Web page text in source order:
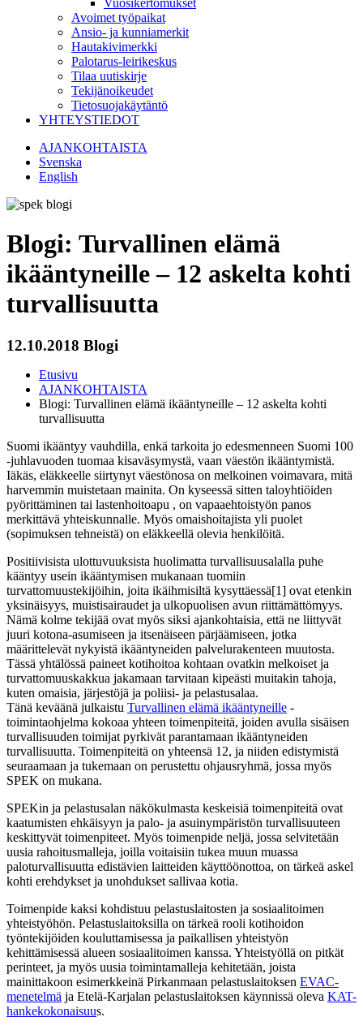
Vuosikertomukset
Avoimet työpaikat
Ansio- ja kunniamerkit
Hautakivimerkki
Palotarus-leirikeskus
Tilaa uutiskirje
Tekijänoikeudet
Tietosuojakäytäntö
YHTEYSTIEDOT
AJANKOHTAISTA
Svenska
English
Blogi: Turvallinen elämä
ikääntyneille – 12 askelta kohti
turvallisuutta
12.10.2018 Blogi
Etusivu
AJANKOHTAISTA
Blogi: Turvallinen elämä ikääntyneille – 12 askelta kohti
turvallisuutta
Suomi ikääntyy vauhdilla, enkä tarkoita jo edesmenneen Suomi 100
-juhlavuoden tuomaa kisaväsymystä, vaan väestön ikääntymistä.
Iäkäs, eläkkeelle siirtynyt väestönosa on melkoinen voimavara, mitä
harvemmin muistetaan mainita. On kyseessä sitten taloyhtiöiden
pyörittäminen tai lastenhoitoapu , on vapaaehtoistyön panos
merkittävä yhteiskunnalle. Myös omaishoitajista yli puolet
(sopimuksen tehneistä) on eläkkeellä olevia henkilöitä.
Positiivisista ulottuvuuksista huolimatta turvallisuusalalla puhe
kääntyy usein ikääntymisen mukanaan tuomiin
turvattomuustekijöihin, joita ikäihmisiltä kysyttäessä[1] ovat etenkin
yksinäisyys, muistisairaudet ja ulkopuolisen avun riittämättömyys.
Nämä kolme tekijää ovat myös siksi ajankohtaisia, että ne liittyvät
juuri kotona-asumiseen ja itsenäiseen pärjäämiseen, jotka
määrittelevät nykyistä ikääntyneiden palvelurakenteen muutosta.
Tässä yhtälössä paineet kotihoitoa kohtaan ovatkin melkoiset ja
turvattomuuskakkua jakamaan tarvitaan kipeästi muitakin tahoja,
kuten omaisia, järjestöjä ja poliisi- ja pelastusalaa.
Tänä keväänä julkaistu Turvallinen elämä ikääntyneille -
toimintaohjelma kokoaa yhteen toimenpiteitä, joiden avulla sisäisen
turvallisuuden toimijat pyrkivät parantamaan ikääntyneiden
turvallisuutta. Toimenpiteitä on yhteensä 12, ja niiden edistymistä
seuraamaan ja tukemaan on perustettu ohjausryhmä, jossa myös
SPEK on mukana.
SPEKin ja pelastusalan näkökulmasta keskeisiä toimenpiteitä ovat
kaatumisten ehkäisyyn ja palo- ja asuinympäristön turvallisuuteen
keskittyvät toimenpiteet. Myös toimenpide neljä, jossa selvitetään
uusia rahoitusmalleja, joilla voitaisiin tukea muun muassa
paloturvallisuutta edistävien laitteiden käyttöönottoa, on tärkeä askel
kohti erehdykset ja unohdukset sallivaa kotia.
Toimenpide kaksi kohdistuu pelastuslaitosten ja sosiaalitoimen
yhteistyöhön. Pelastuslaitoksilla on tärkeä rooli kotihoidon
työntekijöiden kouluttamisessa ja paikallisen yhteistyön
kehittämisessä alueen sosiaalitoimen kanssa. Yhteistyöllä on pitkät
perinteet, ja myös uusia toimintamalleja kehitetään, joista
mainittakoon esimerkkeinä Pirkanmaan pelastuslaitoksen EVAC-
menetelmä ja Etelä-Karjalan pelastuslaitoksen käynnissä oleva KAT-
hankekokonaisuus.